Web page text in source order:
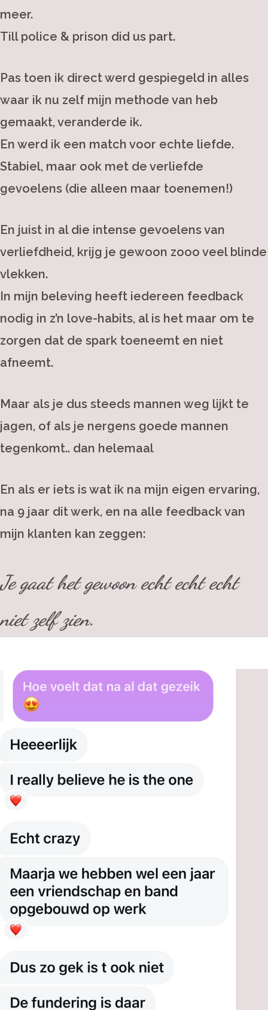
meer.
Till police & prison did us part.
Pas toen ik direct werd gespiegeld in alles
waar ik nu zelf mijn methode van heb
gemaakt, veranderde ik.
En werd ik een match voor echte liefde.
Stabiel, maar ook met de verliefde
gevoelens (die alleen maar toenemen!)
En juist in al die intense gevoelens van
verliefdheid, krijg je gewoon zooo veel blinde
vlekken.
In mijn beleving heeft iedereen feedback
nodig in z’n love-habits, al is het maar om te
zorgen dat de spark toeneemt en niet
afneemt.
Maar als je dus steeds mannen weg lijkt te
jagen, of als je nergens goede mannen
tegenkomt.. dan helemaal
En als er iets is wat ik na mijn eigen ervaring,
na 9 jaar dit werk, en na alle feedback van
mijn klanten kan zeggen:
Je gaat het gewoon echt echt echt
niet zelf zien.